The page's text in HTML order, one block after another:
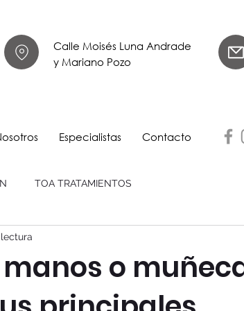
Calle Moisés Luna Andrade
y Mariano Pozo
Especialistas Contacto
TOA TRATAMIENTOS
o